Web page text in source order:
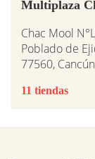
Multiplaza
Chac Mool
Poblado de
77560, Cancún
11 tiendas